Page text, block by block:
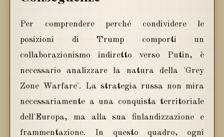
Per comprendere perché condividere le
posizioni di Trump comporti un
collaborazionismo indiretto verso Putin, è
necessario analizzare la natura della 'Grey
Zone Warfare'. La strategia russa non mira
necessariamente a una conquista territoriale
dell'Europa, ma alla sua finlandizzazione e
frammentazione. In questo quadro, ogni